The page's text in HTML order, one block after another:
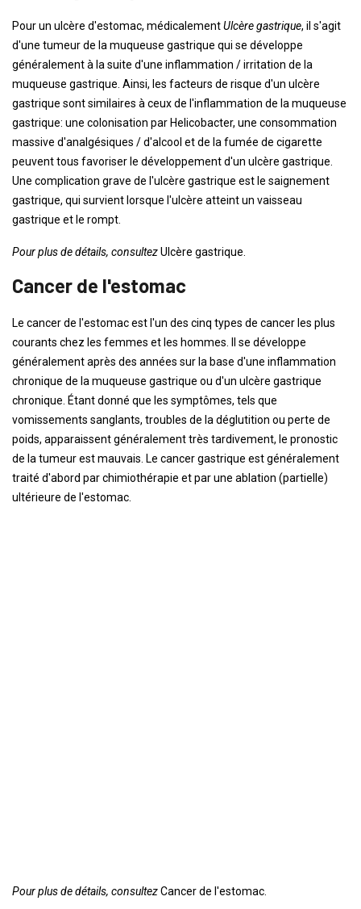
Pour un ulcère d'estomac, médicalementUlcère gastrique, il s'agit
d'une tumeur de la muqueuse gastrique qui se développe
généralement à la suite d'une inflammation / irritation de la
muqueuse gastrique. Ainsi, les facteurs de risque d'un ulcère
gastrique sont similaires à ceux de l'inflammation de la muqueuse
gastrique: une colonisation par Helicobacter, une consommation
massive d'analgésiques / d'alcool et de la fumée de cigarette
peuvent tous favoriser le développement d'un ulcère gastrique.
Une complication grave de l'ulcère gastrique est le saignement
gastrique, qui survient lorsque l'ulcère atteint un vaisseau
gastrique et le rompt.
Pour plus de détails, consultezUlcère gastrique.
Cancer de l'estomac
Le cancer de l'estomac est l'un des cinq types de cancer les plus
courants chez les femmes et les hommes. Il se développe
généralement après des années sur la base d'une inflammation
chronique de la muqueuse gastrique ou d'un ulcère gastrique
chronique. Étant donné que les symptômes, tels que
vomissements sanglants, troubles de la déglutition ou perte de
poids, apparaissent généralement très tardivement, le pronostic
de la tumeur est mauvais. Le cancer gastrique est généralement
traité d'abord par chimiothérapie et par une ablation (partielle)
ultérieure de l'estomac.
Pour plus de détails, consultezCancer de l'estomac.